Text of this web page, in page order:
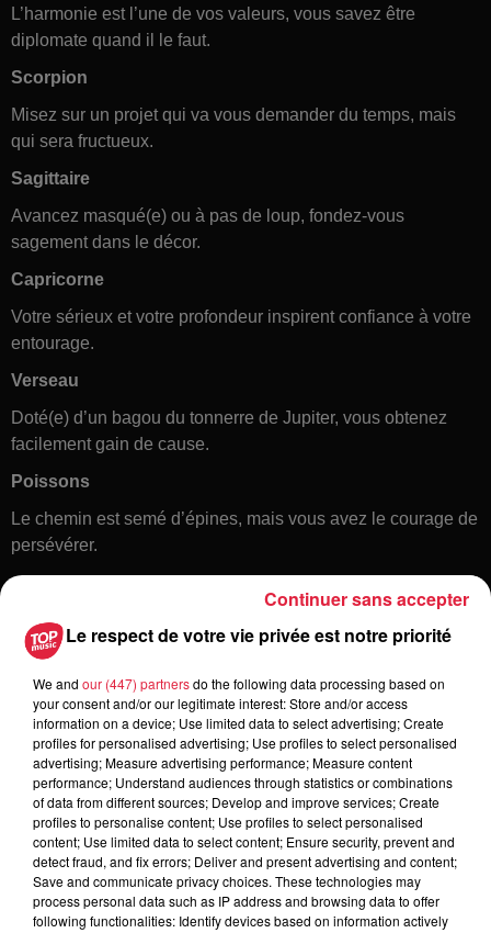
L’harmonie est l’une de vos valeurs, vous savez être
diplomate quand il le faut.
Scorpion
Misez sur un projet qui va vous demander du temps, mais
qui sera fructueux.
Sagittaire
Avancez masqué(e) ou à pas de loup, fondez-vous
sagement dans le décor.
Capricorne
Votre sérieux et votre profondeur inspirent confiance à votre
entourage.
Verseau
Doté(e) d’un bagou du tonnerre de Jupiter, vous obtenez
facilement gain de cause.
Poissons
Le chemin est semé d’épines, mais vous avez le courage de
persévérer.
Toute l'actu
16h00
À Hoerdt, de l’eau brune sort des
robinets
Le respect de votre vie privée est notre priorité
We and our (447) partnersdo the following data processing based on
your consent and/or our legitimate interest: Store and/or access
information on a device; Use limited data to select advertising; Create
profiles for personalised advertising; Use profiles to select personalised
advertising; Measure advertising performance; Measure content
performance; Understand audiences through statistics or combinations
of data from different sources; Develop and improve services; Create
profiles to personalise content; Use profiles to select personalised
content; Use limited data to select content; Ensure security, prevent and
detect fraud, and fix errors; Deliver and present advertising and content;
Save and communicate privacy choices. These technologies may
process personal data such as IP address and browsing data to offer
following functionalities: Identify devices based on information actively
Continuer sans accepter